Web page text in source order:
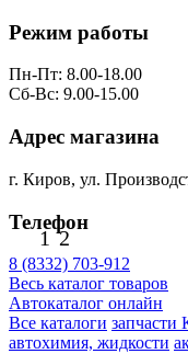
Режим работы
Пн-Пт: 8.00-18.00
Сб-Вс: 9.00-15.00
Адрес магазина
г. Киров, ул.
Телефон
8 (8332) 703-912
Весь каталог товаров
Автокаталог онлайн
Все каталоги
автохимия, жидкости
1 2